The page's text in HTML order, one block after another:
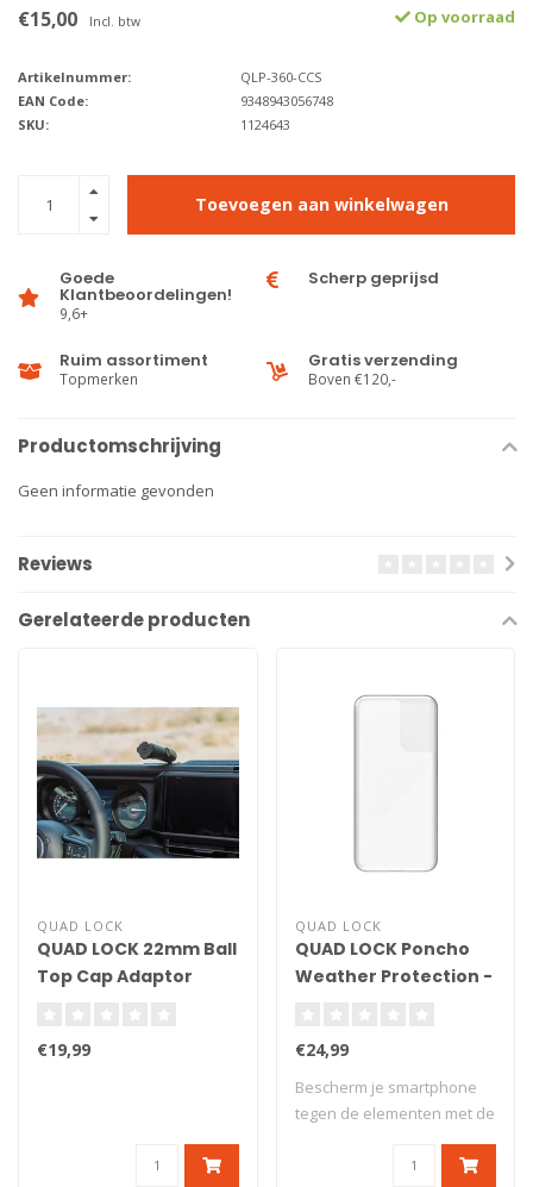
€15,00 Incl. btw Op voorraad
Artikelnummer:
QLP-360-CCS
EAN Code:
9348943056748
SKU:
1124643
Toevoegen aan winkelwagen
Goede
Klantbeoordelingen!
9,6+
Scherp geprijsd
Ruim assortiment
Topmerken
Gratis verzending
Boven €120,-
Productomschrijving
Geen informatie gevonden
Reviews
Gerelateerde producten
QUAD LOCK
QUAD LOCK 22mm Ball
Top Cap Adaptor
€19,99
QUAD LOCK
QUAD LOCK Poncho
Weather Protection -
€24,99
Bescherm je smartphone
tegen de elementen met de